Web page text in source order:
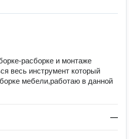
расборке и монтаже
весь инструмент который
мебели,работаю в данной
—